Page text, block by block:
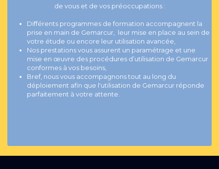
de vous et de vos préoccupations :
Différents programmes de formation accompagnent la
prise en main de Gemarcur, leur mise en place au sein de
votre étude ou encore leur utilisation avancée,
Nos prestations vous assurent un paramétrage et une
mise en œuvre des procédures d’utilisation de Gemarcur
conformes à vos besoins,
Bref, nous vous accompagnons tout au long du
déploiement afin que l'utilisation de Gemarcur réponde
parfaitement à votre attente.